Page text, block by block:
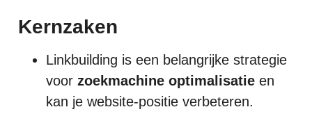
Kernzaken
Linkbuilding is een belangrijke strategie
voor zoekmachine optimalisatie en
kan je website-positie verbeteren.